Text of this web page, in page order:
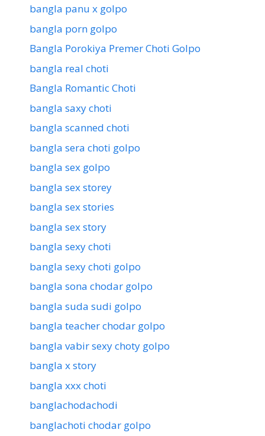
bangla panu x golpo
bangla porn golpo
Bangla Porokiya Premer Choti Golpo
bangla real choti
Bangla Romantic Choti
bangla saxy choti
bangla scanned choti
bangla sera choti golpo
bangla sex golpo
bangla sex storey
bangla sex stories
bangla sex story
bangla sexy choti
bangla sexy choti golpo
bangla sona chodar golpo
bangla suda sudi golpo
bangla teacher chodar golpo
bangla vabir sexy choty golpo
bangla x story
bangla xxx choti
banglachodachodi
banglachoti chodar golpo